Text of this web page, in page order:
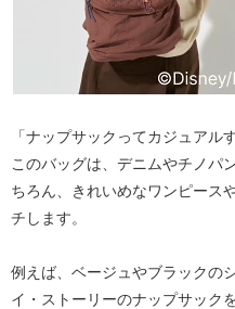
「ナップサックってカジュアル
このバッグは、デニムやチノパ
ちろん、きれいめなワンピース
チします。
例えば、 ベージュやブラックの
イ・ストーリーのナップサック